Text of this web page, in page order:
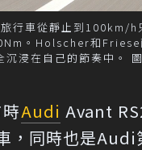
行車從靜止到100km/h
。Holscher和Friese
沉浸在自己的節奏中。
Audi Avant
，同時也是Audi